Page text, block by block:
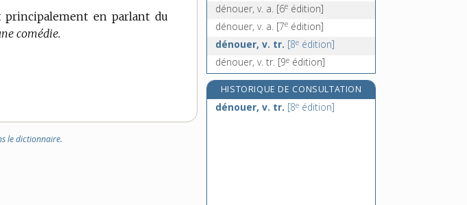
en parlant du
comédie.
le dictionnaire.
dénouer, v. a. [6e édition]
dénouer, v. a. [7e édition]
dénouer, v. tr. [8e édition]
dénouer, v. tr. [9e édition]
HISTORIQUE DE CONSULTATION
dénouer, v. tr. [8e édition]